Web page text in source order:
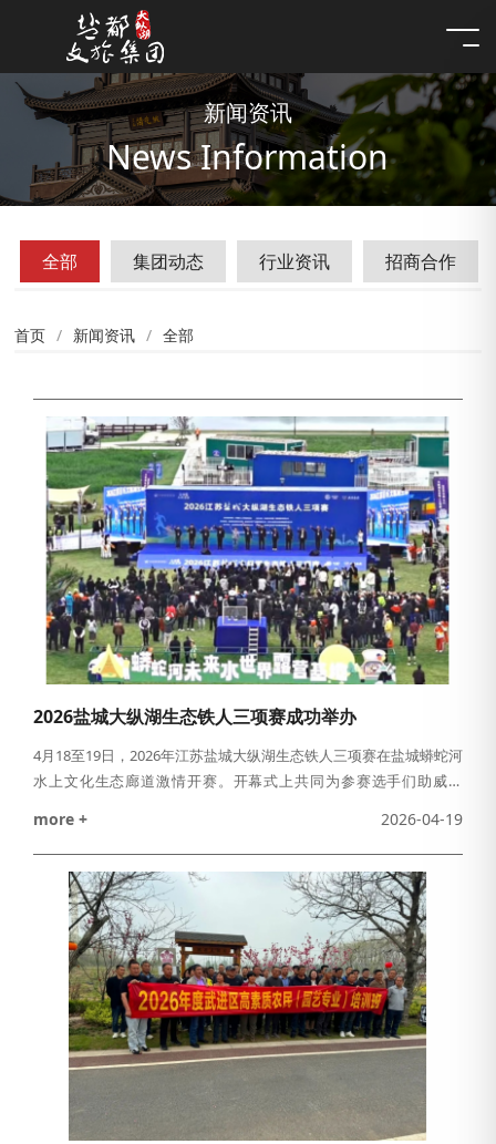
新闻资讯
News Information
全部 集团动态 行业资讯 招商合作
首页 新闻资讯 全部
2026盐城大纵湖生态铁人三项赛成功举办
4月18至19日，2026年江苏盐城大纵湖生态铁人三项赛在盐城蟒蛇河
水上文化生态廊道激情开赛。开幕式上共同为参赛选手们助威鼓
赛事由中国铁人三项运动协会指导，盐城市体育局与燕舞集团有限
公司主办，盐都区体育局、盐城市体育产业集团有限公司、江苏大
纵湖文旅发展集团有限公司联合承办，盐城市燕体赛事运营有限公
司执行。赛事设全程分龄组、全程接力组、骑跑两
more + 2026-04-19